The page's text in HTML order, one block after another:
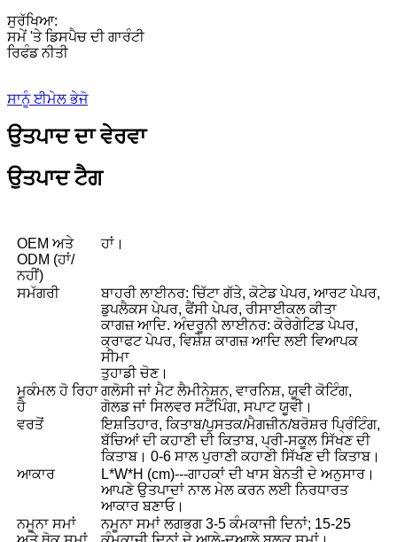
ਸੁਰੱਖਿਆ:
ਸਮੇਂ 'ਤੇ ਡਿਸਪੈਚ ਦੀ ਗਾਰੰਟੀ
ਰਿਫੰਡ ਨੀਤੀ
ਸਾਨੂੰ ਈਮੇਲ ਭੇਜੋ
ਉਤਪਾਦ ਦਾ ਵੇਰਵਾ
ਉਤਪਾਦ ਟੈਗ
OEM ਅਤੇ
ODM (ਹਾਂ/
ਨਹੀਂ)
ਹਾਂ।
ਸਮੱਗਰੀ
ਬਾਹਰੀ ਲਾਈਨਰ: ਚਿੱਟਾ ਗੱਤੇ, ਕੋਟੇਡ ਪੇਪਰ, ਆਰਟ ਪੇਪਰ,
ਡੁਪਲੈਕਸ ਪੇਪਰ, ਫੈਂਸੀ ਪੇਪਰ, ਰੀਸਾਈਕਲ ਕੀਤਾ
ਕਾਗਜ਼ ਆਦਿ. ਅੰਦਰੂਨੀ ਲਾਈਨਰ: ਕੋਰੇਗੇਟਿਡ ਪੇਪਰ,
ਕ੍ਰਾਫਟ ਪੇਪਰ, ਵਿਸ਼ੇਸ਼ ਕਾਗਜ਼ ਆਦਿ ਲਈ ਵਿਆਪਕ
ਸੀਮਾ
ਤੁਹਾਡੀ ਚੋਣ।
ਮੁਕੰਮਲ ਹੋ ਰਿਹਾ
ਹੈ
ਗਲੋਸੀ ਜਾਂ ਮੈਟ ਲੈਮੀਨੇਸ਼ਨ, ਵਾਰਨਿਸ਼, ਯੂਵੀ ਕੋਟਿੰਗ,
ਗੋਲਡ ਜਾਂ ਸਿਲਵਰ ਸਟੈਂਪਿੰਗ, ਸਪਾਟ ਯੂਵੀ।
ਵਰਤੋਂ
ਇਸ਼ਤਿਹਾਰ, ਕਿਤਾਬ/ਪੁਸਤਕ/ਮੈਗਜ਼ੀਨ/ਬਰੋਸ਼ਰ ਪ੍ਰਿੰਟਿੰਗ,
ਬੱਚਿਆਂ ਦੀ ਕਹਾਣੀ ਦੀ ਕਿਤਾਬ, ਪ੍ਰੀ-ਸਕੂਲ ਸਿੱਖਣ ਦੀ
ਕਿਤਾਬ। 0-6 ਸਾਲ ਪੁਰਾਣੀ ਕਹਾਣੀ ਸਿੱਖਣ ਦੀ ਕਿਤਾਬ।
ਆਕਾਰ
L*W*H (cm)---ਗਾਹਕਾਂ ਦੀ ਖਾਸ ਬੇਨਤੀ ਦੇ ਅਨੁਸਾਰ।
ਆਪਣੇ ਉਤਪਾਦਾਂ ਨਾਲ ਮੇਲ ਕਰਨ ਲਈ ਨਿਰਧਾਰਤ
ਆਕਾਰ ਬਣਾਓ।
ਨਮੂਨਾ ਸਮਾਂ
ਨਮੂਨਾ ਸਮਾਂ ਲਗਭਗ 3-5 ਕੰਮਕਾਜੀ ਦਿਨਾਂ; 15-25